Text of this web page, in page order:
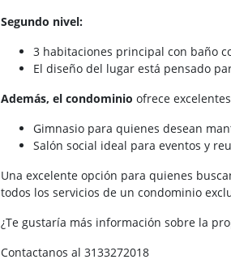
Segundo nivel:
3 habitaciones principal con baño
El diseño del lugar está pensado
Además, el condominio ofrece
Gimnasio para quienes desean
Salón social ideal para eventos y
Una excelente opción para quienes
todos los servicios de un condominio
¿Te gustaría más información sobre la
Contactanos al 3133272018